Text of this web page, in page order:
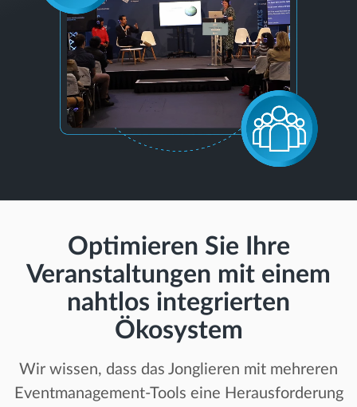
Optimieren Sie Ihre
Veranstaltungen mit einem
nahtlos integrierten
Ökosystem
Wir wissen, dass das Jonglieren mit mehreren
Eventmanagement-Tools eine Herausforderung